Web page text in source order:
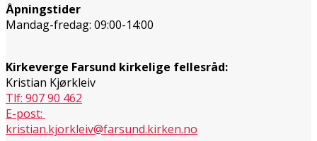
Åpningstider
Mandag-fredag: 09:00-14:00
Kirkeverge Farsund kirkelige fellesråd:
Kristian Kjørkleiv
Tlf: 907 90 462
E-post:
kristian.kjorkleiv@farsund.kirken.no